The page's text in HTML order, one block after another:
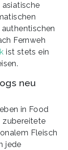
asiatische
Fernweh
ist stets ein
neu
in Food
zubereitete
Fleisch
jede